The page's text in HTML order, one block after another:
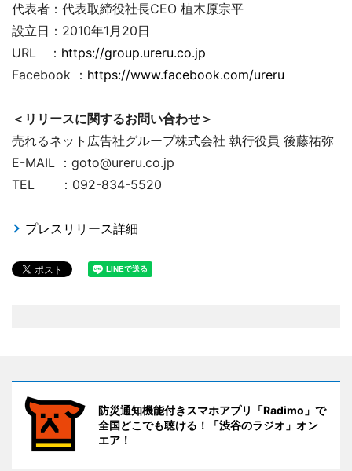
代表者：代表取締役社長CEO 植木原宗平
設立日：2010年1月20日
URL ： https://group.ureru.co.jp
Facebook ： https://www.facebook.com/ureru
＜リリースに関するお問い合わせ＞
売れるネット広告社グループ株式会社 執行役員 後藤祐弥
E-MAIL ：goto@ureru.co.jp
TEL ：092-834-5520
プレスリリース詳細
防災通知機能付きスマホアプリ「Radimo」で
全国どこでも聴ける！「渋谷のラジオ」オン
エア！